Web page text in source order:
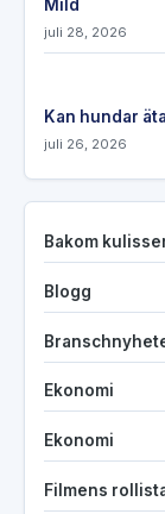
Mild
juli 28, 2026
Kan hundar
juli 26, 2026
Bakom
Blogg
Ekonomi
Ekonomi
Filmens